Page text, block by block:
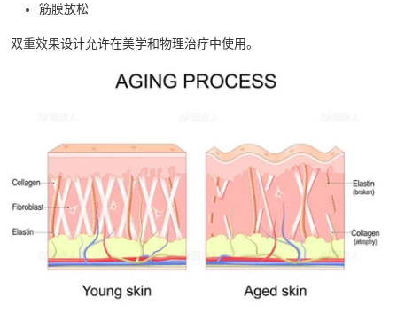
筋膜放松
双重效果设计允许在美学和物理治疗中使用。